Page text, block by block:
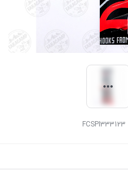
FCSPI333123